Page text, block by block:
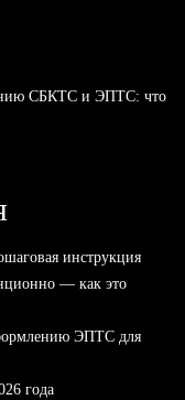
СБКТС и ЭПТС: что
инструкция
— как это
ЭПТС для
года